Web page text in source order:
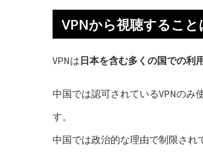
VPNから視聴するこ
VPNは日本を含む多くの国での利
中国では認可されているVPNのみ
す。
中国では政治的な理由で制限され